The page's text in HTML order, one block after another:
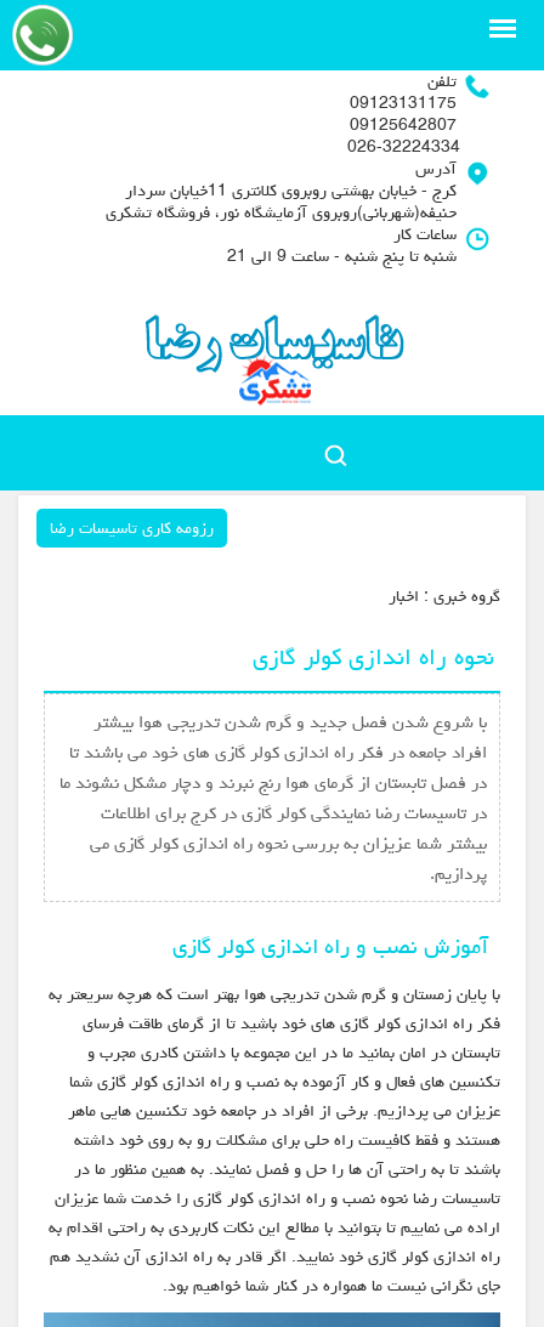
تلفن
09123131175
09125642807
آدرس
کرج - خیابان بهشتی روبروی کلانتری 11خیابان سردار
حنیفه(شهربانی)روبروی آزمایشگاه نور، فروشگاه تشکری
ساعات کار
شنبه تا پنج شنبه - ساعت 9 الی 21
رزومه کاری تاسیسات رضا
گروه خبري : اخبار
نحوه راه اندازی کولر گازی
با شروع شدن فصل جدید و گرم شدن تدریجی هوا بیشتر
افراد جامعه در فکر راه اندازی کولر گازی های خود می باشند تا
در فصل تابستان از گرمای هوا رنج نبرند و دچار مشکل نشوند ما
در تاسیسات رضا نمایندگی کولر گازی در کرج برای اطلاعات
بیشتر شما عزیزان به بررسی نحوه راه اندازی کولر گازی می
پردازیم.
آموزش نصب و راه اندازی کولر گازی
با پایان زمستان و گرم شدن تدریجی هوا بهتر است که هرچه سریعتر به
فکر راه اندازی کولر گازی های خود باشید تا از گرمای طاقت فرسای
تابستان در امان بمانید ما در این مجموعه با داشتن کادری مجرب و
تکنسین های فعال و کار آزموده به نصب و راه اندازی کولر گازی شما
عزیزان می پردازیم. برخی از افراد در جامعه خود تکنسین هایی ماهر
هستند و فقط کافیست راه حلی برای مشکلات رو به روی خود داشته
باشند تا به راحتی آن ها را حل و فصل نمایند. به همین منظور ما در
تاسیسات رضا نحوه نصب و راه اندازی کولر گازی را خدمت شما عزیزان
اراده می نماییم تا بتوانید با مطالع این نکات کاربردی به راحتی اقدام به
راه اندازی کولر گازی خود نمایید. اگر قادر به راه اندازی آن نشدید هم
جای نگرانی نیست ما همواره در کنار شما خواهیم بود.